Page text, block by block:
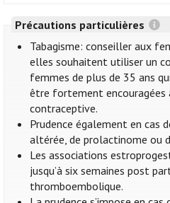
Précautions particulières
Tabagisme: conseiller aux
elles souhaitent utiliser un
femmes de plus de 35 ans
être fortement encouragées
contraceptive.
Prudence également en cas
altérée, de prolactinome ou
Les associations
jusqu’à six semaines post
thromboembolique.